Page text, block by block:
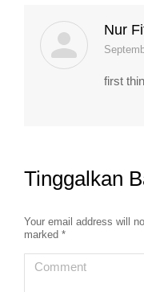
Nur
says:
first
Tinggalkan
Your email address will
marked *
Comment